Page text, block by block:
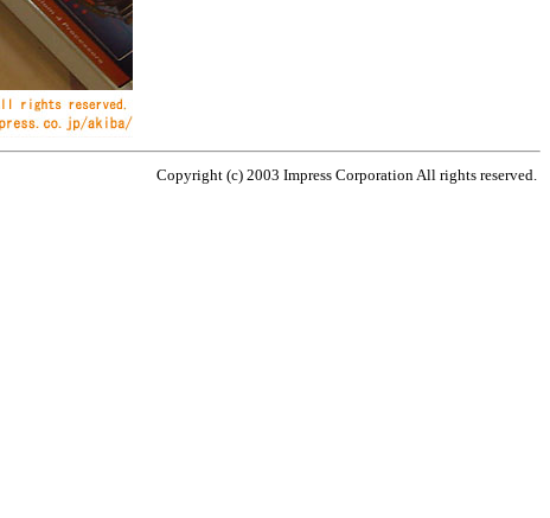
Copyright (c) 2003 Impress Corporation All rights reserved.